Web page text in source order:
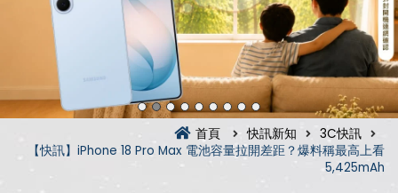
首頁 快訊新知
3C快訊
【快訊】iPhone 18 Pro Max 電池容量拉開差距？爆料稱最高上看
5,425mAh